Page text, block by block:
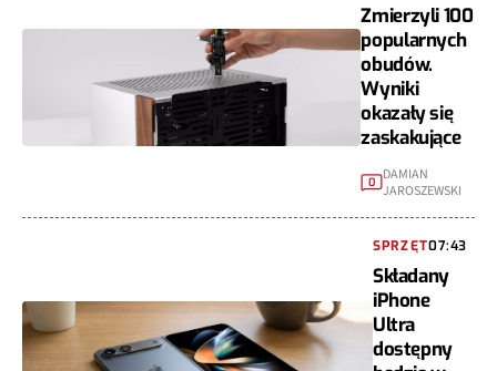
Zmierzyli 100
popularnych
obudów.
Wyniki
okazały się
zaskakujące
0 DAMIAN
JAROSZEWSKI
SPRZĘT07:43
Składany
iPhone
Ultra
dostępny